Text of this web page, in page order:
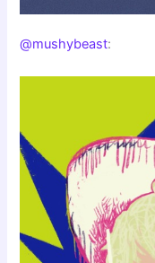
@mushybeast: